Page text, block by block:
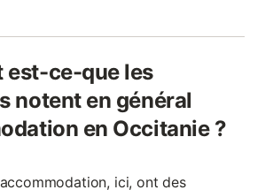
est-ce-que les
notent en général
en Occitanie ?
ici, ont des